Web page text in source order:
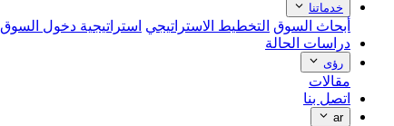
خدماتنا
أبحاث السوق التخطيط الاستراتيجي استراتيجية دخول السوق
دراسات الحالة
رؤى
مقالات
اتصل بنا
ar